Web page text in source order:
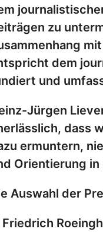
zu
dem
und
Jürgen
dass
ermuntern,
Orientierung
Auswahl der
Friedrich